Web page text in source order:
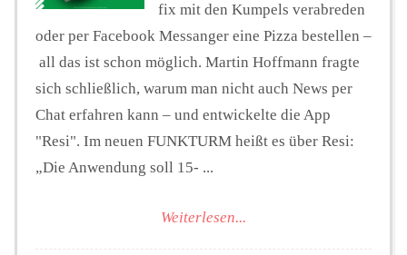
Seminare
Unterstützen
fix mit den Kumpels verabreden
oder per Facebook Messanger eine Pizza bestellen –
all das ist schon möglich. Martin Hoffmann fragte
sich schließlich, warum man nicht auch News per
Chat erfahren kann – und entwickelte die App
"Resi". Im neuen FUNKTURM heißt es über Resi:
„Die Anwendung soll 15- ...
Weiterlesen...